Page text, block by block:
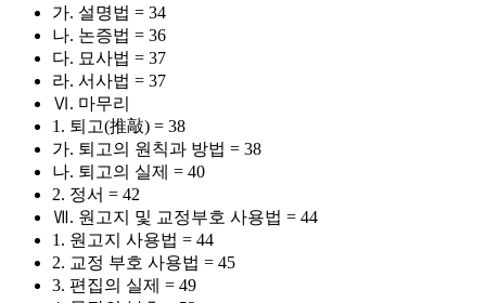
가. 설명법 = 34
나. 논증법 = 36
다. 묘사법 = 37
라. 서사법 = 37
Ⅵ. 마무리
1. 퇴고(推敲) = 38
가. 퇴고의 원칙과 방법 = 38
나. 퇴고의 실제 = 40
2. 정서 = 42
Ⅶ. 원고지 및 교정부호 사용법 = 44
1. 원고지 사용법 = 44
2. 교정 부호 사용법 = 45
3. 편집의 실제 = 49